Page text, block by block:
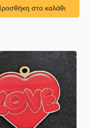
στο καλάθι